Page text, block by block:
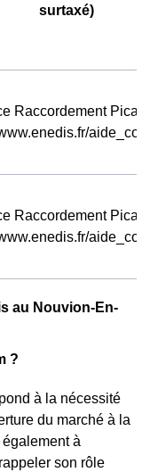
surtaxé)
Raccordement
Raccordement
au Nouvion-En-
?
à la nécessité
du marché à la
à
son rôle